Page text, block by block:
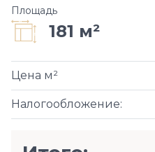
Площадь
181 м²
Налогообложение:
Цена м²